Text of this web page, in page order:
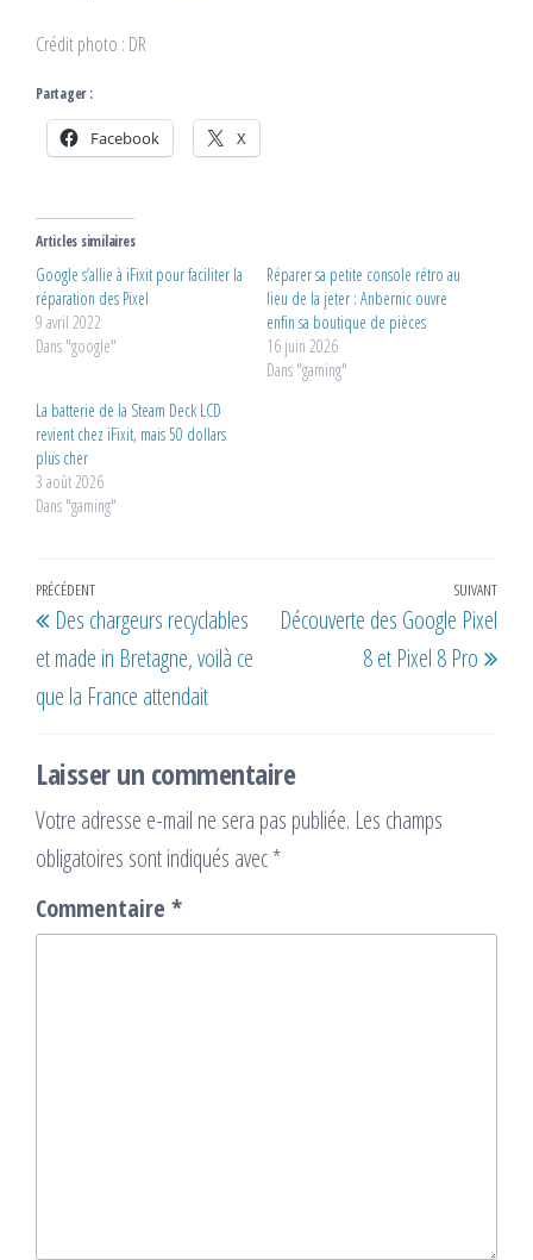
Crédit photo : DR
Partager :
Facebook X
Articles similaires
Google s’allie à iFixit pour faciliter la
réparation des Pixel
9 avril 2022
Dans "google"
Réparer sa petite console rétro au
lieu de la jeter : Anbernic ouvre
enfin sa boutique de pièces
16 juin 2026
Dans "gaming"
La batterie de la Steam Deck LCD
revient chez iFixit, mais 50 dollars
plus cher
3 août 2026
Dans "gaming"
Navigation
de
l’article
Article
précédent
PRÉCÉDENT
Des chargeurs recyclables
et made in Bretagne, voilà ce
que la France attendait
SUIVANT
Découverte des Google Pixel
8 et Pixel 8 Pro
Laisser un commentaire
Votre adresse e-mail ne sera pas publiée. Les champs
obligatoires sont indiqués avec*
Commentaire *